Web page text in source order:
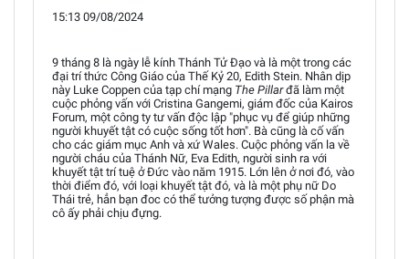
15:13 09/08/2024
9 tháng 8 là ngày lễ kính Thánh Tử Đạo và là một trong các
đại trí thức Công Giáo của Thế Kỷ 20, Edith Stein. Nhân dịp
này Luke Coppen của tạp chí mạng The Pillarđã làm một
cuộc phỏng vấn với Cristina Gangemi, giám đốc của Kairos
Forum, một công ty tư vấn độc lập "phục vụ để giúp những
người khuyết tật có cuộc sống tốt hơn". Bà cũng là cố vấn
cho các giám mục Anh và xứ Wales. Cuộc phỏng vấn la về
người cháu của Thánh Nữ, Eva Edith, người sinh ra với
khuyết tật trí tuệ ở Đức vào năm 1915. Lớn lên ở nơi đó, vào
thời điểm đó, với loại khuyết tật đó, và là một phụ nữ Do
Thái trẻ, hẳn bạn đoc có thể tưởng tượng được số phận mà
cô ấy phải chịu đựng.